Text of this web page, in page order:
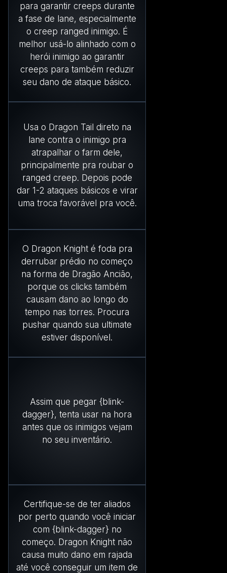
para garantir creeps durante
a fase de lane, especialmente
o creep ranged inimigo. É
melhor usá-lo alinhado com o
herói inimigo ao garantir
creeps para também reduzir
seu dano de ataque básico.
Usa o Dragon Tail direto na
lane contra o inimigo pra
atrapalhar o farm dele,
principalmente pra roubar o
ranged creep. Depois pode
dar 1-2 ataques básicos e virar
uma troca favorável pra você.
O Dragon Knight é foda pra
derrubar prédio no começo
na forma de Dragão Ancião,
porque os clicks também
causam dano ao longo do
tempo nas torres. Procura
pushar quando sua ultimate
estiver disponível.
Assim que pegar {blink-
dagger}, tenta usar na hora
antes que os inimigos vejam
no seu inventário.
Certifique-se de ter aliados
por perto quando você iniciar
com {blink-dagger} no
começo. Dragon Knight não
causa muito dano em rajada
até você conseguir um item de